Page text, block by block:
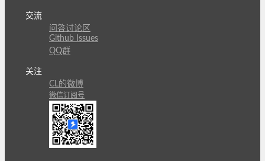
交流
问答讨论区
Github Issues
QQ群
关注
CL的微博
微信订阅号